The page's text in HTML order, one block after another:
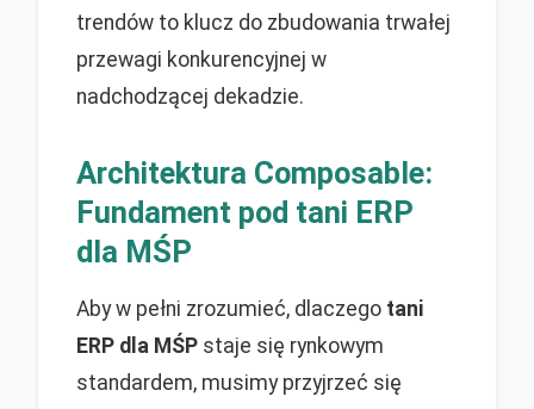
trendów to klucz do zbudowania trwałej
przewagi konkurencyjnej w
nadchodzącej dekadzie.
Architektura Composable:
Fundament pod tani ERP
dla MŚP
Aby w pełni zrozumieć, dlaczego tani
ERP dla MŚP staje się rynkowym
standardem, musimy przyjrzeć się